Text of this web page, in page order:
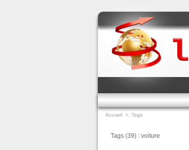
Accueil > Tags
Tags (39) : voiture